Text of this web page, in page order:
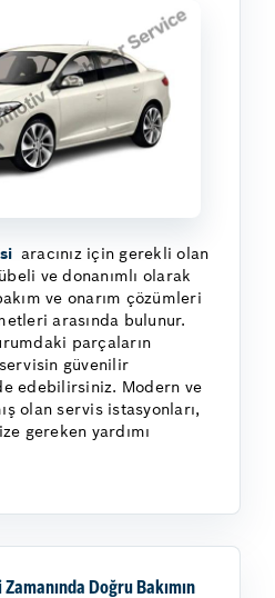
aracınız için gerekli olan
ve donanımlı olarak
ve onarım çözümleri
arasında bulunur.
parçaların
güvenilir
edebilirsiniz. Modern ve
olan servis istasyonları,
gereken yardımı
Doğru Bakımın